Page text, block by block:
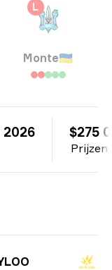
L
Monte🇺🇦
2026 $275